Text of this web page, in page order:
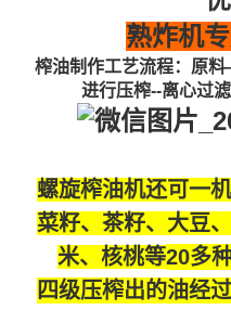
熟炸机
榨油制作工艺流程：原
进行压榨--离心过
螺旋榨油机还可一
菜籽、茶籽、大豆
米、核桃等20多
四级压榨出的油经